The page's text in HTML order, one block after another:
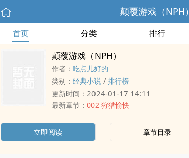
颠覆游戏（NPH）
首页 分类 排行
颠覆游戏（NPH）
作者： 吃点儿好的
类别： 经典小说 / 排行榜
更新时间： 2024-01-17 14:11
最新章节： 002 狩猎愉快
立即阅读 章节目录